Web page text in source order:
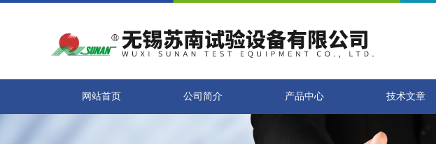
网站首页 公司简介 产品中心 技术文章